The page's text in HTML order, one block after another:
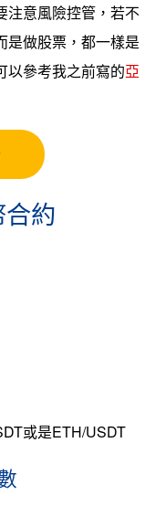
注意風險控管，若不
是做股票，都一樣是
以參考我之前寫的亞
約
或是ETH/USDT